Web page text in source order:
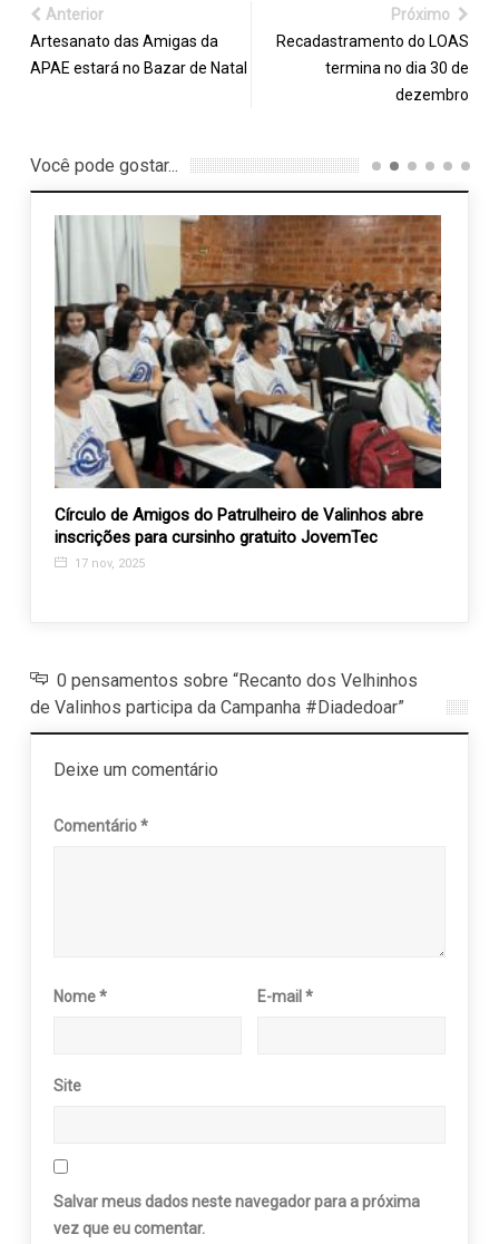
Anterior
Artesanato das Amigas da
APAE estará no Bazar de Natal
Próximo
Recadastramento do LOAS
termina no dia 30 de
dezembro
Você pode gostar...
Círculo de Amigos do Patrulheiro de Valinhos abre
inscrições para cursinho gratuito JovemTec
17 nov, 2025
0 pensamentos sobre “Recanto dos Velhinhos
de Valinhos participa da Campanha #Diadedoar”
Deixe um comentário
Comentário*
Nome* E-mail*
Site
Salvar meus dados neste navegador para a próxima
vez que eu comentar.